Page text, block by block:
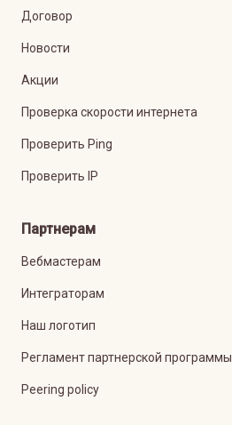
Договор
Новости
Акции
Проверка скорости интернета
Проверить Ping
Проверить IP
Партнерам
Вебмастерам
Интеграторам
Наш логотип
Регламент партнерской программы
Peering policy